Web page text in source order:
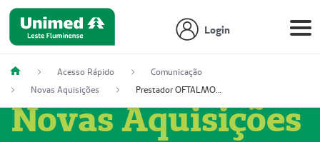
Login
Acesso Rápido
Comunicação
Novas Aquisições
Prestador OFTALMOCLÍNICA SÃO GONÇALO (55004164-2)
Novas Aquisições